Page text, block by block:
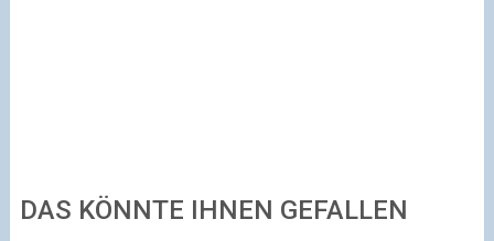
DAS KÖNNTE IHNEN GEFALLEN